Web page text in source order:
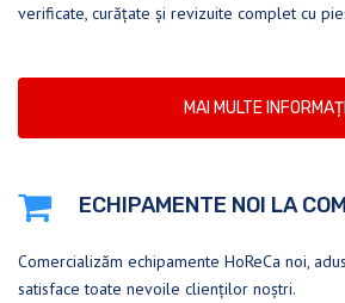
verificate, curățate și revizuite complet cu
MAI MULTE INFORMAȚII
ECHIPAMENTE NOI LA
Comercializăm echipamente HoReCa noi,
satisface toate nevoile clienților noștri.